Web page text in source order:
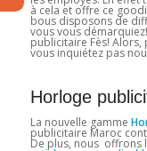
à cela et offre ce
bous disposons de
vous vous
publicitaire Fès! Alors,
vous inquiétez pas
Horloge
La nouvelle gamme
publicitaire Maroc
De plus, nous